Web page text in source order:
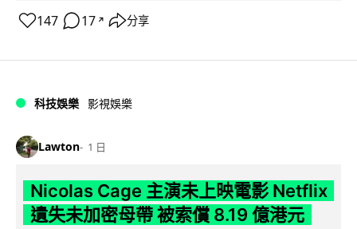
147 17 ↗ 分享
科技娛樂 影視娛樂
Lawton 1 日
Nicolas Cage 主演未上映電影 Netflix
遺失未加密母帶 被索償 8.19 億港元